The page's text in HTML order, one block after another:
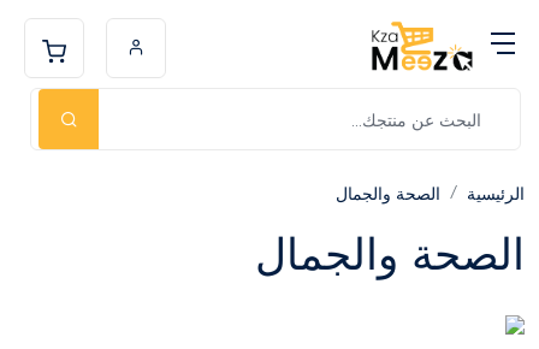
الرئيسية الصحة والجمال
الصحة والجمال